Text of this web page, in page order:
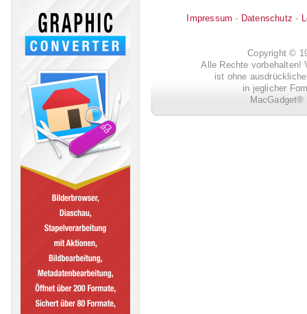
Impressum - Datenschutz -
Copyright ©
Alle Rechte vorbehalten!
ist ohne
in jeglicher
MacGadget®